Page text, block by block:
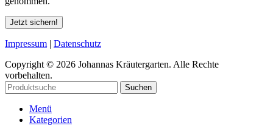
Jetzt sichern!
Impressum | Datenschutz
Copyright © 2026 Johannas Kräutergarten. Alle Rechte
vorbehalten.
Suchen
Menü
Kategorien